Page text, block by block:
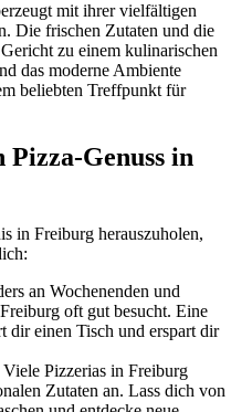
mit ihrer vielfältigen
Die frischen Zutaten und die
zu einem kulinarischen
das moderne Ambiente
beliebten Treffpunkt für
Genuss in
in Freiburg herauszuholen,
an Wochenenden und
oft gut besucht. Eine
dir einen Tisch und erspart dir
Viele Pizzerias in Freiburg
Zutaten an. Lass dich von